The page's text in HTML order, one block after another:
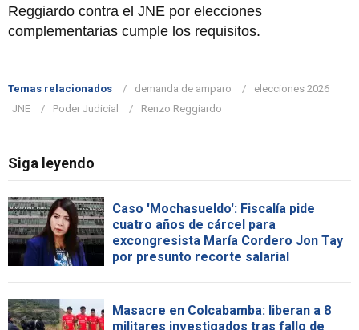
Reggiardo contra el JNE por elecciones
complementarias cumple los requisitos.
Temas relacionados demanda de amparo
elecciones 2026
JNE
Poder Judicial Renzo Reggiardo
Siga leyendo
Caso 'Mochasueldo': Fiscalía pide
cuatro años de cárcel para
excongresista María Cordero Jon Tay
por presunto recorte salarial
Masacre en Colcabamba: liberan a 8
militares investigados tras fallo de